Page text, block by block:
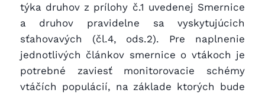
týka druhov z prílohy č.1 uvedenej Smernice
a druhov pravidelne sa vyskytujúcich
sťahovavých (čl.4, ods.2). Pre naplnenie
jednotlivých článkov smernice o vtákoch je
potrebné zaviesť monitorovacie schémy
vtáčích populácií, na základe ktorých bude